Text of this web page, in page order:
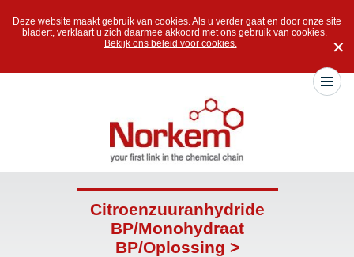
Deze website maakt gebruik van cookies. Als u verder gaat en door onze site
bladert, verklaart u zich daarmee akkoord met ons gebruik van cookies.
Bekijk ons beleid voor cookies.
✕
Citroenzuuranhydride
BP/Monohydraat
BP/Oplossing >